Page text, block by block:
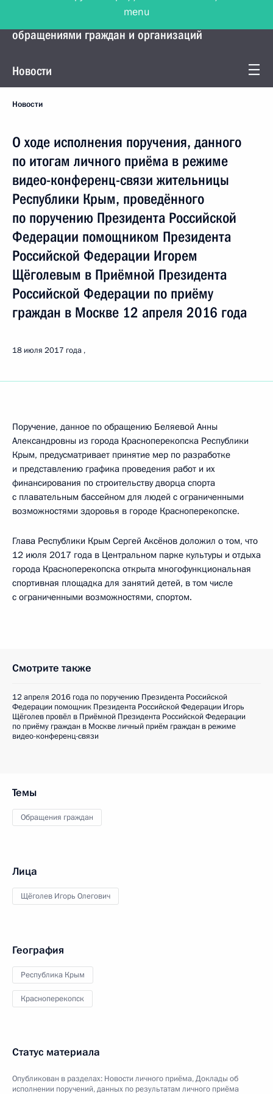
Управление Президента по работе с
обращениями граждан и организаций
Новости
Новости
О ходе исполнения поручения, данного
по итогам личного приёма в режиме
видео-конференц-связи жительницы
Республики Крым, проведённого
по поручению Президента Российской
Федерации помощником Президента
Российской Федерации Игорем
Щёголевым в Приёмной Президента
Российской Федерации по приёму
граждан в Москве 12 апреля 2016 года
18 июля 2017 года
Поручение, данное по обращению Беляевой Анны
Александровны из города Красноперекопска Республики
Крым, предусматривает принятие мер по разработке
и представлению графика проведения работ и их
финансирования по строительству дворца спорта
с плавательным бассейном для людей с ограниченными
возможностями здоровья в городе Красноперекопске.
Глава Республики Крым Сергей Аксёнов доложил о том, что
12 июля 2017 года в Центральном парке культуры и отдыха
города Красноперекопска открыта многофункциональная
спортивная площадка для занятий детей, в том числе
с ограниченными возможностями, спортом.
Смотрите также
12 апреля 2016 года по поручению Президента Российской
Федерации помощник Президента Российской Федерации Игорь
Щёголев провёл в Приёмной Президента Российской Федерации
по приёму граждан в Москве личный приём граждан в режиме
видео-конференц-связи
Темы
Обращения граждан
Лица
Щёголев Игорь Олегович
География
Республика Крым
Красноперекопск
Статус материала
Опубликован в разделах: Новости личного приёма,Доклады об
исполнении поручений, данных по результатам личного приёма
menu